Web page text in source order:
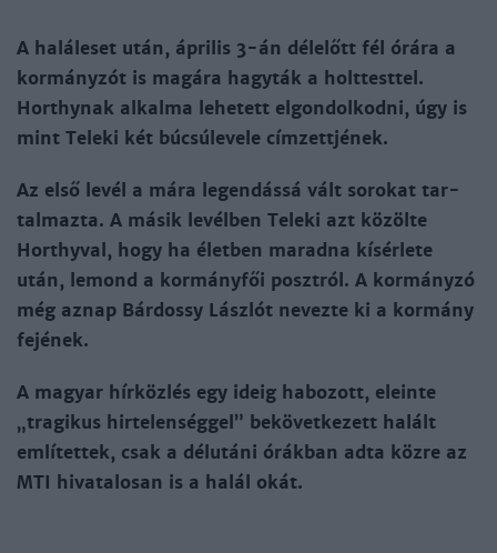
A haláleset után, április 3-án délelőtt fél órá­ra a
kormányzót is magára hagyták a holttesttel.
Horthynak alkal­ma lehetett elgondolkod­ni, úgy is
mint Teleki két búcsúlevele címzettjének.
Az első levél a mára legendássá vált sorokat tar­
talmazta. A másik levélben Teleki azt közölte
Horthyval, hogy ha életben maradna kísérlete
után, lemond a kormányfői posztról. A kormány­zó
még aznap Bárdossy Lászlót nevezte ki a kormány
fejének.
A magyar hírközlés egy ideig habozott, eleinte
„tragikus hirtelenséggel” bekövetkezett halált
említettek, csak a délutáni órákban adta közre az
MTI hivatalosan is a halál okát.